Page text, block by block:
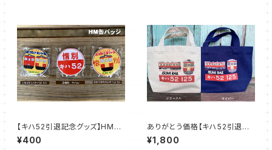
【キハ52引退記念グッズ】HM缶
バッジ
¥400
ありがとう価格【キハ52引退記
念グッズ】キハ52トートバッグ
S
¥1,800